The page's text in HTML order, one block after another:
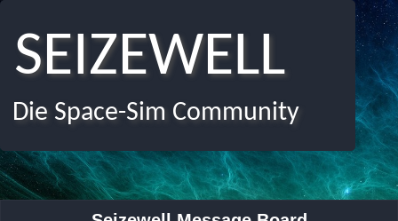
SEIZEWELL
Die Space-Sim Community